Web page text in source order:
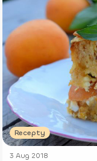
Recepty
3 Aug 2018